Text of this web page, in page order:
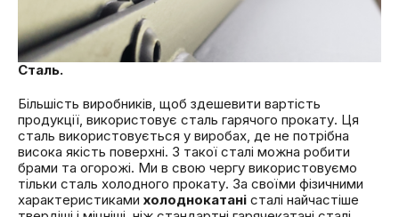
Сталь.
Більшість виробників, щоб здешевити вартість
продукції, використовує сталь гарячого прокату. Ця
сталь використовується у виробах, де не потрібна
висока якість поверхні. З такої сталі можна робити
брами та огорожі. Ми в свою чергу використовуємо
тільки сталь холодного прокату. За своїми фізичними
характеристиками холоднокатані сталі найчастіше